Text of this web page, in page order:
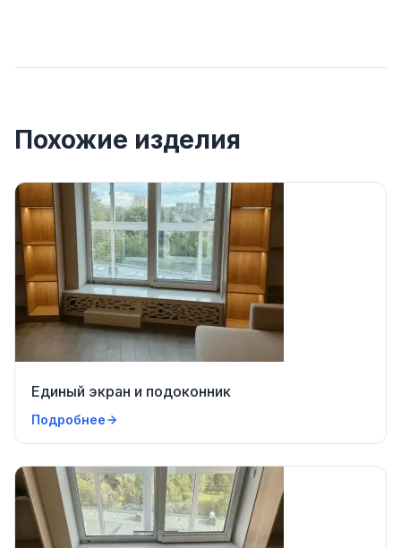
Похожие изделия
Единый экран и подоконник
Подробнее